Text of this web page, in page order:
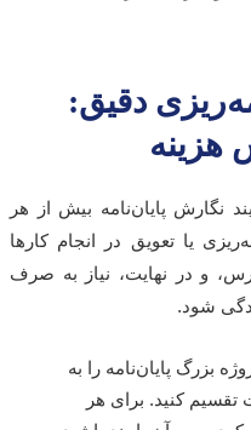
دقیق:
پایان‌نامه بیش از هر
تعویق در انجام کارها
در نهایت، نیاز به صرف
پایان‌نامه را به
کنید. برای هر